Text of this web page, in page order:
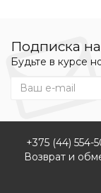
Подписка
Будьте в курсе
+375 (44) 554-
Возврат и